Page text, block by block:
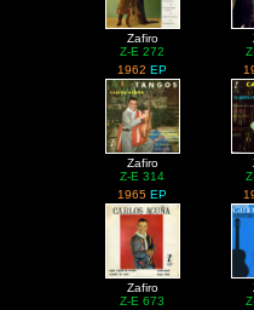
Zafiro
Z-E 272
1962EP
Zafiro
Z-E 314
1965EP
Zafiro
Z-E 673